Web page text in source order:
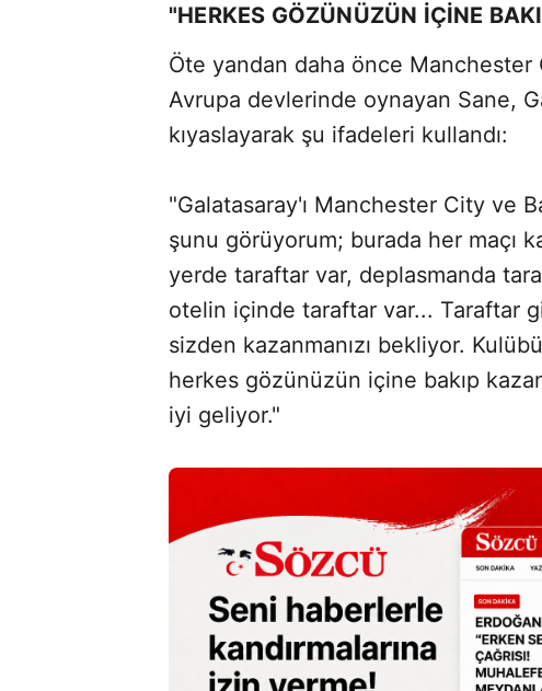
"HERKES GÖZÜNÜZÜN İÇİNE
Öte yandan daha önce
Avrupa devlerinde oynayan Sane,
kıyaslayarak şu ifadeleri kullandı:
"Galatasaray'ı Manchester City ve
şunu görüyorum; burada her maçı
yerde taraftar var, deplasmanda
otelin içinde taraftar var... Taraftar
sizden kazanmanızı bekliyor.
herkes gözünüzün içine bakıp
iyi geliyor."